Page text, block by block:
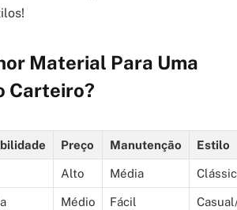
Material Para Uma
Carteiro?
Preço Manutenção Estilo
Alto Média
Médio Fácil